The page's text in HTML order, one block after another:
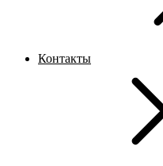
Контакты